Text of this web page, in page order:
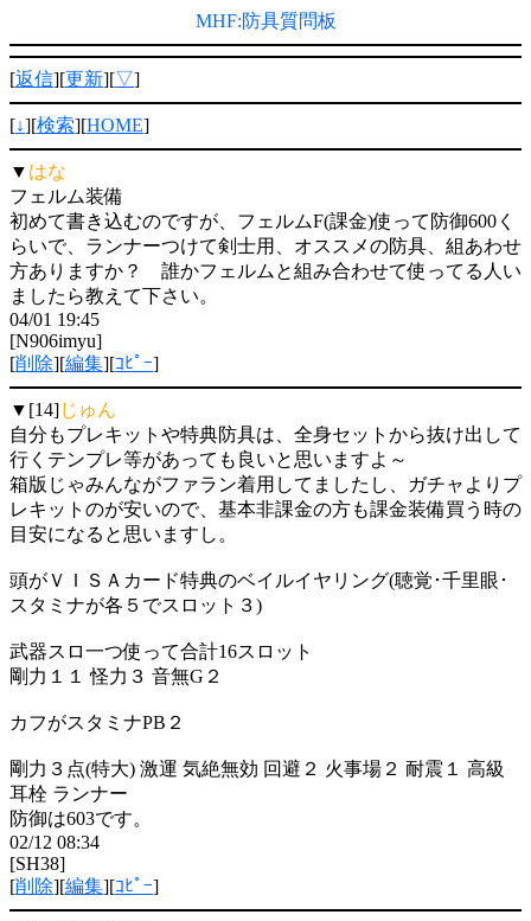
MHF:防具質問板
[返信][更新][▽]
[↓][検索][HOME]
▼ はな
フェルム装備
初めて書き込むのですが、フェルムF(課金)使って防御600く
らいで、ランナーつけて剣士用、オススメの防具、組あわせ
方ありますか？ 誰かフェルムと組み合わせて使ってる人い
ましたら教えて下さい。
04/01 19:45
[N906imyu]
[削除][編集][ｺﾋﾟｰ]
▼[14]じゅん
自分もプレキットや特典防具は、全身セットから抜け出して
行くテンプレ等があっても良いと思いますよ～
箱版じゃみんながファラン着用してましたし、ガチャよりプ
レキットのが安いので、基本非課金の方も課金装備買う時の
目安になると思いますし。
頭がＶＩＳＡカード特典のベイルイヤリング(聴覚･千里眼･
スタミナが各５でスロット３)
武器スロ一つ使って合計16スロット
剛力１１ 怪力３ 音無G２
カフがスタミナPB２
剛力３点(特大) 激運 気絶無効 回避２ 火事場２ 耐震１ 高級
耳栓 ランナー
防御は603です。
02/12 08:34
[SH38]
[削除][編集][ｺﾋﾟｰ]